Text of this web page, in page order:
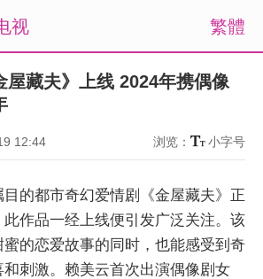
繁體
视
屋藏夫》上线 2024年携偶像
12:44 浏览： 小字号
的都市奇幻爱情剧《金屋藏夫》正
作品一经上线便引发广泛关注。该
的恋爱故事的同时，也能感受到奇
刺激。赖美云首次出演偶像剧女